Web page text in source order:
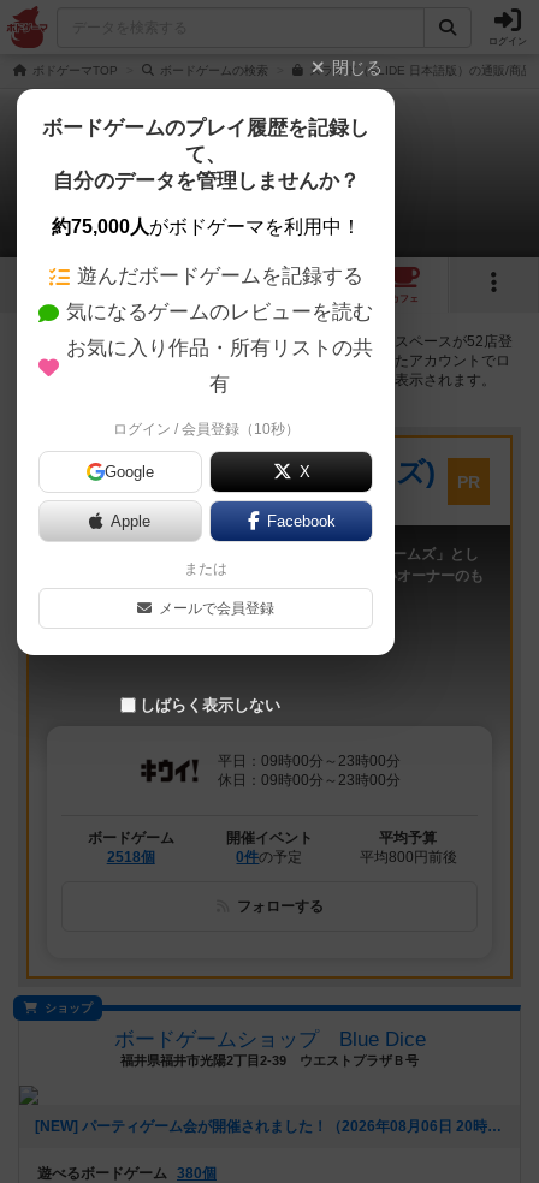
ログイン
ボドゲーマTOP ボードゲームの検索 スライド（SLIDE 日本語版）の通販/商品
スライド
52店のカフェ/スペースが提供中
2 1 8
カフェ
スライドで遊ぶことができるボードゲームカフェ・プレイスペースが52店登
録されています。公開プロフィールの都道府県が設定されたアカウントでロ
グインすると、同じ都道府県内の店舗に絞り込むボタンが表示されます。
プレイスペース
キウイ！(旧:キウイゲームズ)
大阪府大阪市中央区森ノ宮中央2-8-2 永田中央ビル2階
PR
「キウイ！」は、2011年9月大阪日本橋で「キウイゲームズ」とし
てスタートしたボードゲームカフェです。 今は新しいオーナーのも
平日：09時00分～23時00分
休日：09時00分～23時00分
ボードゲーム
2518個
開催イベント
0件の予定
平均予算
平均800円前後
フォローする
ショップ
ボードゲームショップ Blue Dice
福井県福井市光陽2丁目2-39 ウエストプラザＢ号
[NEW] パーティゲーム会が開催されました！（2026年08月06日 20時08分）
遊べるボードゲーム 380個
閉じる
ボードゲームのプレイ履歴を記録し
て、
自分のデータを管理しませんか？
約75,000人がボドゲーマを利用中！
遊んだボードゲームを記録する
気になるゲームのレビューを読む
お気に入り作品・所有リストの共
有
ログイン / 会員登録（10秒）
Google X
Apple Facebook
または
メールで会員登録
しばらく表示しない